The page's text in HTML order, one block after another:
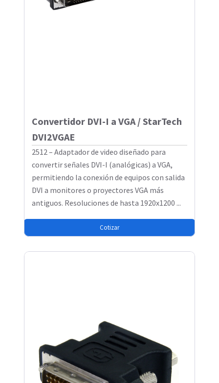
Convertidor DVI-I a VGA / StarTech
DVI2VGAE
2512 – Adaptador de video diseñado para
convertir señales DVI-I (analógicas) a VGA,
permitiendo la conexión de equipos con salida
DVI a monitores o proyectores VGA más
antiguos. Resoluciones de hasta 1920x1200 ...
Cotizar